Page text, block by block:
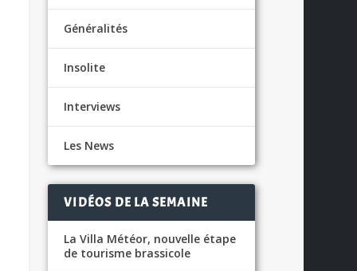
Généralités
Insolite
Interviews
Les News
VIDÉOS DE LA SEMAINE
La Villa Météor, nouvelle étape
de tourisme brassicole